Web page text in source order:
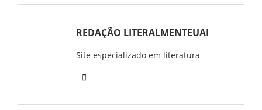
REDAÇÃO LITERALMENTEUAI
Site especializado em literatura